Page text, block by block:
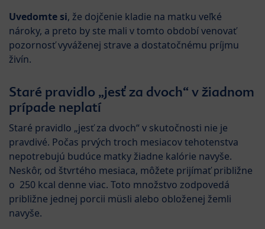
Uvedomte si, že dojčenie kladie na matku veľké
nároky, a preto by ste mali v tomto období venovať
pozornosť vyváženej strave a dostatočnému príjmu
živín.
Staré pravidlo „jesť za dvoch“ v žiadnom
prípade neplatí
Staré pravidlo „jesť za dvoch“ v skutočnosti nie je
pravdivé. Počas prvých troch mesiacov tehotenstva
nepotrebujú budúce matky žiadne kalórie navyše.
Neskôr, od štvrtého mesiaca, môžete prijímať približne
o 250 kcal denne viac. Toto množstvo zodpovedá
približne jednej porcii müsli alebo obloženej žemli
navyše.